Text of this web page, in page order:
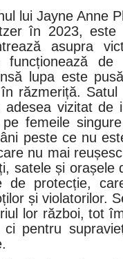
lui Jayne Anne
în 2023,
asupra
funcționează
lupa este
răzmeriță.
adesea vizitat de
femeile
peste ce nu
nu mai
satele și orașele
de protecție,
și violatorilor.
lor război, tot
pentru